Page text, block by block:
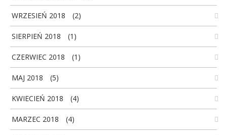
WRZESIEŃ 2018 (2)
SIERPIEŃ 2018 (1)
CZERWIEC 2018 (1)
MAJ 2018 (5)
KWIECIEŃ 2018 (4)
MARZEC 2018 (4)